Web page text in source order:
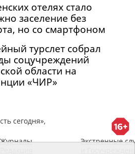
отелях стало
заселение без
но со смартфоном
турслет собрал
соцучреждений
области на
«ЧИР»
сегодня»,
Журналы
Экстренные